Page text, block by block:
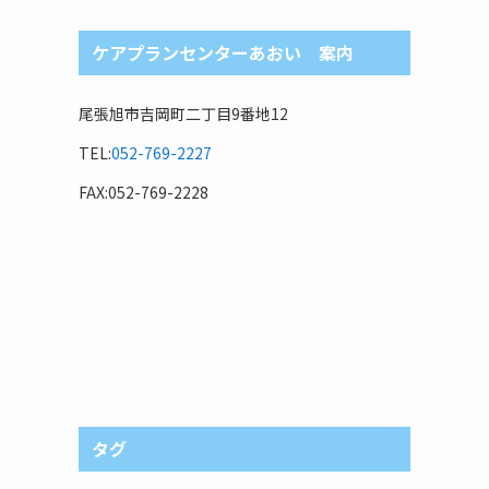
ケアプランセンターあおい 案内
尾張旭市吉岡町二丁目9番地12
TEL:052-769-2227
FAX:052-769-2228
タグ